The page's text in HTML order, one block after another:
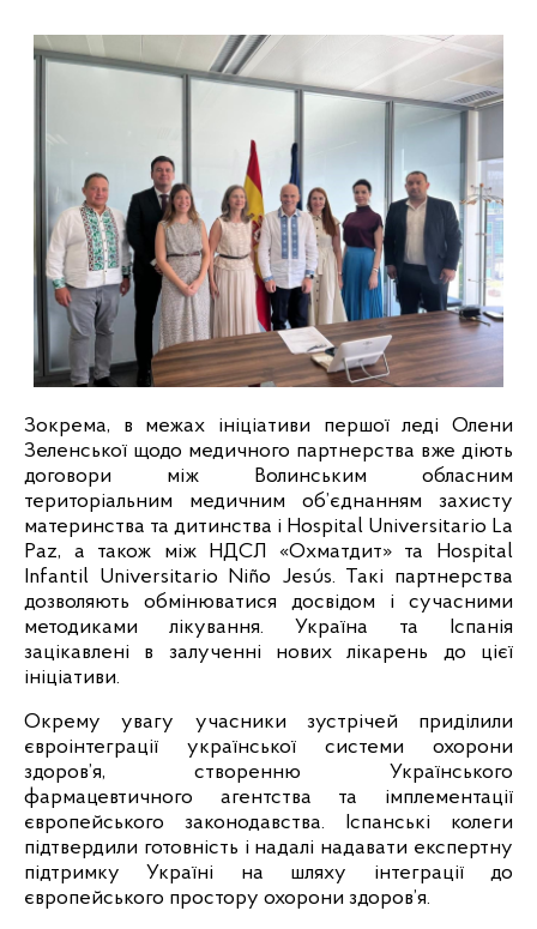
Зокрема, в межах ініціативи першої леді Олени
Зеленської щодо медичного партнерства вже діють
договори між Волинським обласним
територіальним медичним об’єднанням захисту
материнства та дитинства і Hospital Universitario La
Paz, а також між НДСЛ «Охматдит» та Hospital
Infantil Universitario Niño Jesús. Такі партнерства
дозволяють обмінюватися досвідом і сучасними
методиками лікування. Україна та Іспанія
зацікавлені в залученні нових лікарень до цієї
ініціативи.
Окрему увагу учасники зустрічей приділили
євроінтеграції української системи охорони
здоров’я, створенню Українського
фармацевтичного агентства та імплементації
європейського законодавства. Іспанські колеги
підтвердили готовність і надалі надавати експертну
підтримку Україні на шляху інтеграції до
європейського простору охорони здоров’я.